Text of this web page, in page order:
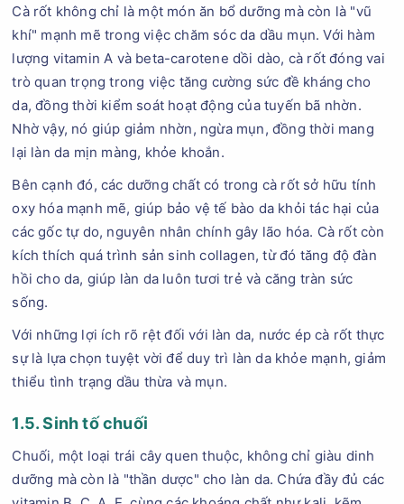
Cà rốt không chỉ là một món ăn bổ dưỡng mà còn là "vũ
khí" mạnh mẽ trong việc chăm sóc da dầu mụn. Với hàm
lượng vitamin A và beta-carotene dồi dào, cà rốt đóng vai
trò quan trọng trong việc tăng cường sức đề kháng cho
da, đồng thời kiểm soát hoạt động của tuyến bã nhờn.
Nhờ vậy, nó giúp giảm nhờn, ngừa mụn, đồng thời mang
lại làn da mịn màng, khỏe khoắn.
Bên cạnh đó, các dưỡng chất có trong cà rốt sở hữu tính
oxy hóa mạnh mẽ, giúp bảo vệ tế bào da khỏi tác hại của
các gốc tự do, nguyên nhân chính gây lão hóa. Cà rốt còn
kích thích quá trình sản sinh collagen, từ đó tăng độ đàn
hồi cho da, giúp làn da luôn tươi trẻ và căng tràn sức
sống.
Với những lợi ích rõ rệt đối với làn da, nước ép cà rốt thực
sự là lựa chọn tuyệt vời để duy trì làn da khỏe mạnh, giảm
thiểu tình trạng dầu thừa và mụn.
1.5. Sinh tố chuối
Chuối, một loại trái cây quen thuộc, không chỉ giàu dinh
dưỡng mà còn là "thần dược" cho làn da. Chứa đầy đủ các